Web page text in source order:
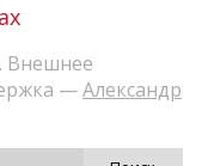
Внешнее
—Александр